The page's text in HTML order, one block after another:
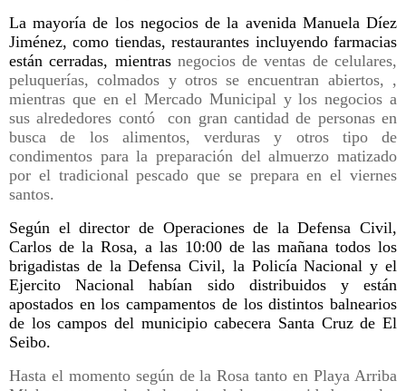
La mayoría de los negocios de la avenida Manuela Díez
Jiménez, como tiendas, restaurantes incluyendo farmacias
están cerradas, mientras negocios de ventas de celulares,
peluquerías, colmados y otros se encuentran abiertos, ,
mientras que enel Mercado Municipal y los negocios a
sus alrededores contó con gran cantidad de personas en
busca de los alimentos, verduras y otros tipo de
condimentos para la preparación del almuerzo matizado
por el tradicional pescado que se prepara en el viernes
santos.
Según el director de Operaciones de la Defensa Civil,
Carlos de la Rosa, a las 10:00 de las mañana todos los
brigadistas de la Defensa Civil, la Policía Nacional y el
Ejercito Nacional habían sido distribuidos y están
apostados en los campamentos de los distintos balnearios
de los campos del municipio cabecera Santa Cruz de El
Seibo.
Hasta el momento según de la Rosa tanto en Playa Arriba